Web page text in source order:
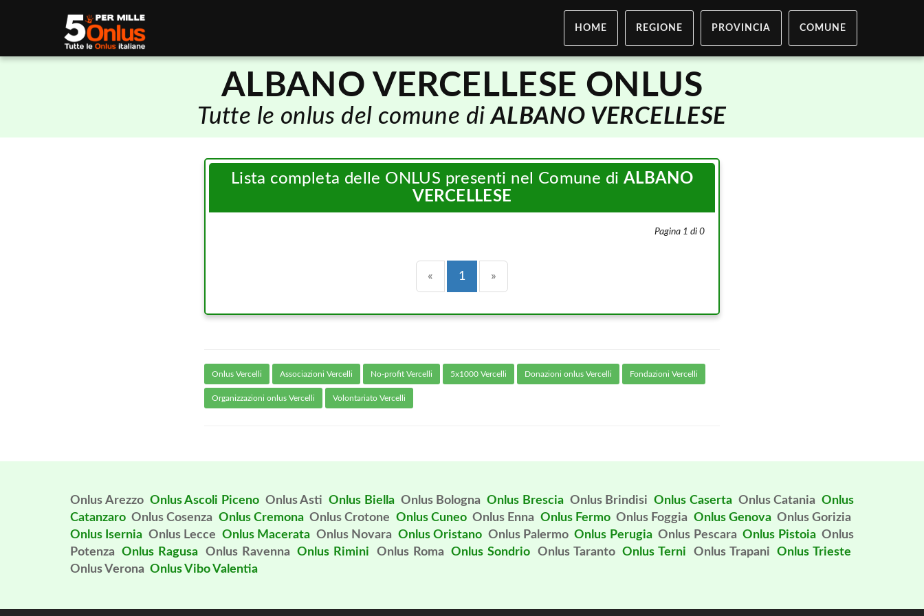
HOME REGIONE PROVINCIA COMUNE
ALBANO VERCELLESE ONLUS
Tutte le onlus del comune diALBANO VERCELLESE
Lista completa delle ONLUS presenti nel Comune di ALBANO
VERCELLESE
Pagina 1 di 0
« Precedente
1 (current)
»
Onlus Vercelli Associazioni Vercelli No-profit Vercelli 5x1000 Vercelli Donazioni onlus Vercelli Fondazioni Vercelli
Organizzazioni onlus Vercelli Volontariato Vercelli
Onlus Arezzo Onlus Ascoli Piceno Onlus Asti Onlus Biella Onlus Bologna Onlus Brescia Onlus Brindisi Onlus Caserta Onlus Catania Onlus
Catanzaro Onlus Cosenza Onlus Cremona Onlus Crotone Onlus Cuneo Onlus Enna Onlus Fermo Onlus Foggia Onlus Genova Onlus Gorizia
Onlus Isernia Onlus Lecce Onlus Macerata Onlus Novara Onlus Oristano Onlus Palermo Onlus Perugia Onlus Pescara Onlus Pistoia Onlus
Potenza
Onlus Ragusa Onlus Ravenna Onlus Rimini Onlus Roma Onlus Sondrio Onlus Taranto Onlus Terni Onlus Trapani
Onlus Trieste
Onlus Verona Onlus Vibo Valentia